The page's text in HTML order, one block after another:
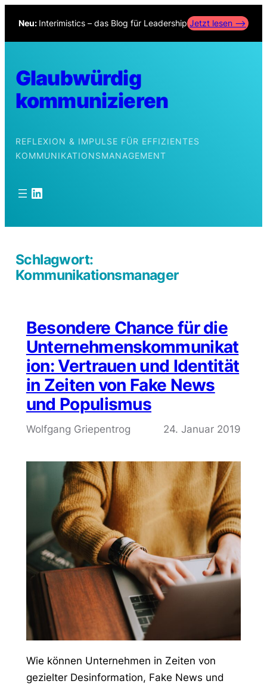
Inhalt
Neu: Interimistics – das Blog für Leadership Jetzt lesen –>
Glaubwürdig
kommunizieren
REFLEXION & IMPULSE FÜR EFFIZIENTES
KOMMUNIKATIONSMANAGEMENT
LinkedIn
Schlagwort:
Kommunikationsmanager
Besondere Chance für die
Unternehmenskommunikat
ion: Vertrauen und Identität
in Zeiten von Fake News
und Populismus
Wolfgang Griepentrog 24. Januar 2019
Wie können Unternehmen in Zeiten von
gezielter Desinformation, Fake News und